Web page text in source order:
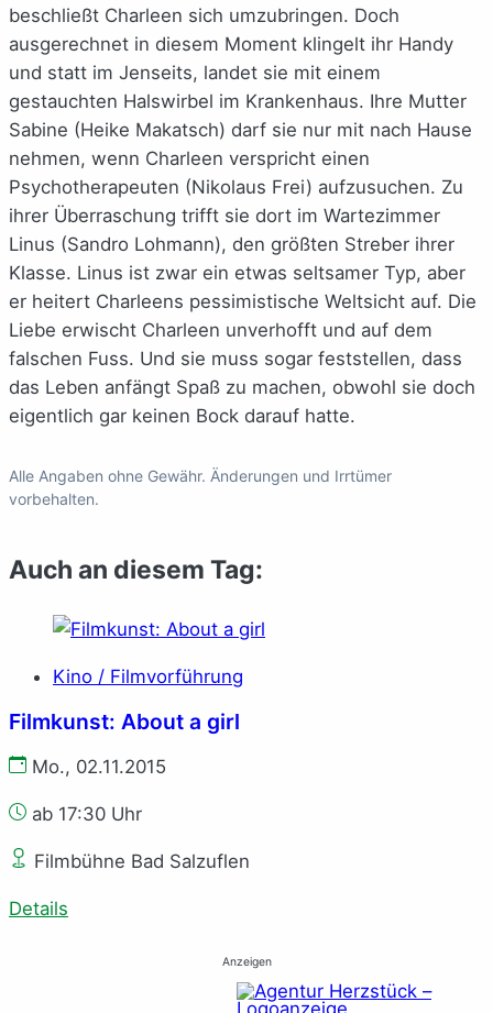
beschließt Charleen sich umzubringen. Doch
ausgerechnet in diesem Moment klingelt ihr Handy
und statt im Jenseits, landet sie mit einem
gestauchten Halswirbel im Krankenhaus. Ihre Mutter
Sabine (Heike Makatsch) darf sie nur mit nach Hause
nehmen, wenn Charleen verspricht einen
Psychotherapeuten (Nikolaus Frei) aufzusuchen. Zu
ihrer Überraschung trifft sie dort im Wartezimmer
Linus (Sandro Lohmann), den größten Streber ihrer
Klasse. Linus ist zwar ein etwas seltsamer Typ, aber
er heitert Charleens pessimistische Weltsicht auf. Die
Liebe erwischt Charleen unverhofft und auf dem
falschen Fuss. Und sie muss sogar feststellen, dass
das Leben anfängt Spaß zu machen, obwohl sie doch
eigentlich gar keinen Bock darauf hatte.
Alle Angaben ohne Gewähr. Änderungen und Irrtümer
vorbehalten.
Auch an diesem Tag:
Kino / Filmvorführung
Filmkunst: About a girl
Mo., 02.11.2015
ab 17:30 Uhr
Filmbühne Bad Salzuflen
Details
Anzeigen